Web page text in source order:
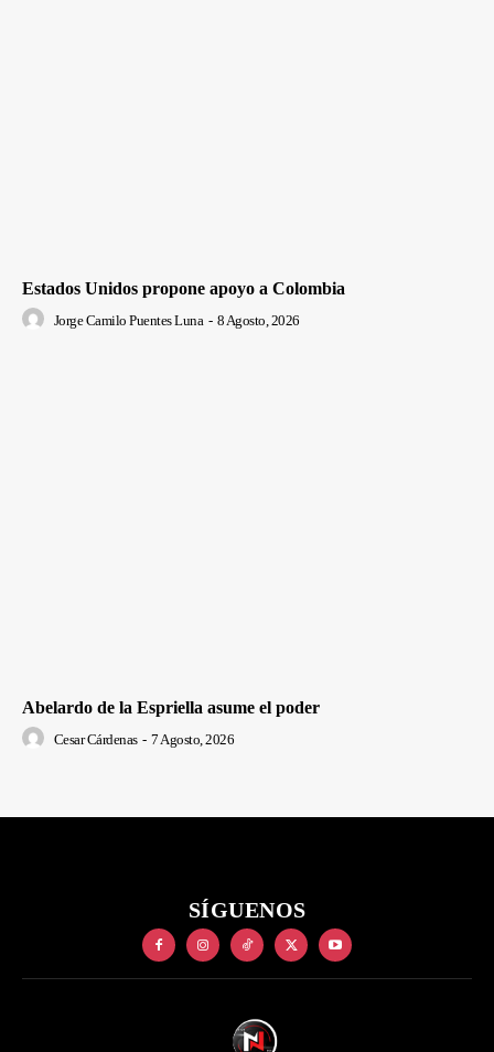
Estados Unidos propone apoyo a Colombia
Jorge Camilo Puentes Luna - 8 Agosto, 2026
Abelardo de la Espriella asume el poder
Cesar Cárdenas - 7 Agosto, 2026
SÍGUENOS